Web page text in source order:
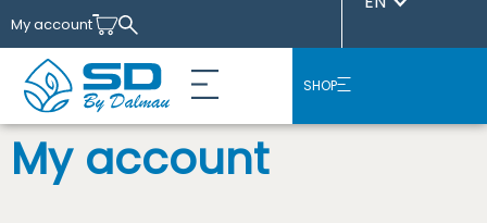
My account
SHOP
My account